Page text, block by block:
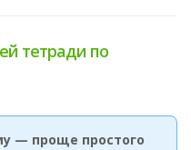
тетради по
— проще простого